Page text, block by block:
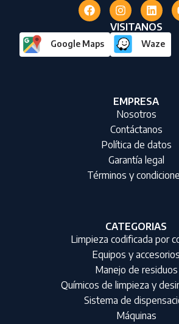
VISITANOS
Google Maps Waze
EMPRESA
Nosotros
Contáctanos
Política de datos
Garantía legal
Términos y
CATEGORIAS
Limpieza codificada por
Equipos y accesorios
Manejo de residuos
Químicos de limpieza y
Sistema de
Máquinas